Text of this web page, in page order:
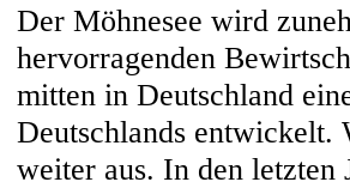
Der Möhnesee wird
hervorragenden
mitten in Deutschland
Deutschlands entwickelt.
weiter aus. In den letzten